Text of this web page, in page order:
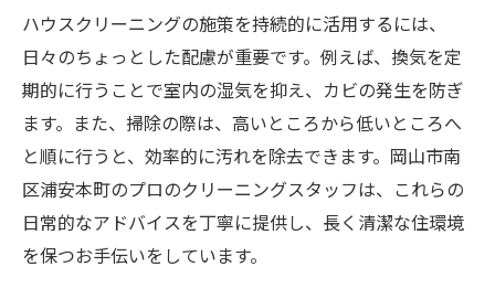
ハウスクリーニングの施策を持続的に活用するには、
日々のちょっとした配慮が重要です。例えば、換気を定
期的に行うことで室内の湿気を抑え、カビの発生を防ぎ
ます。また、掃除の際は、高いところから低いところへ
と順に行うと、効率的に汚れを除去できます。岡山市南
区浦安本町のプロのクリーニングスタッフは、これらの
日常的なアドバイスを丁寧に提供し、長く清潔な住環境
を保つお手伝いをしています。